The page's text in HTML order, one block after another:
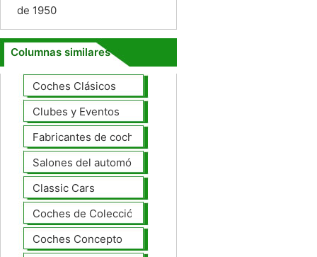
de 1950
Columnas similares
Coches Clásicos
Clubes y Eventos
Fabricantes de coches Modelos
Salones del automóvil
Classic Cars
Coches de Colección
Coches Concepto